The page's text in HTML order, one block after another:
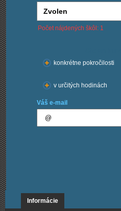
Počet nájdených škôl: 1
konkrétne pokročilosti
v určitých hodinách
Váš e-mail
Informácie